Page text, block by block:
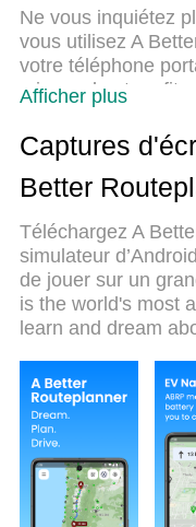
Ne vous inquiétez
vous utilisez A
votre téléphone
minuscule et
beaucoup plus
utiliser votre
clavier et la souris.
fonctionnalités
commandes
batterie, de
dérangeants. Le
meilleur choix pour
(ABRP) sur votre
d'ouvrir 2 ou
le plus important,
peut libérer tout le
tout cela fluide et
Afficher plus
Captures
Better
Téléchargez A
simulateur
de jouer sur un
is the world's most
learn and dream